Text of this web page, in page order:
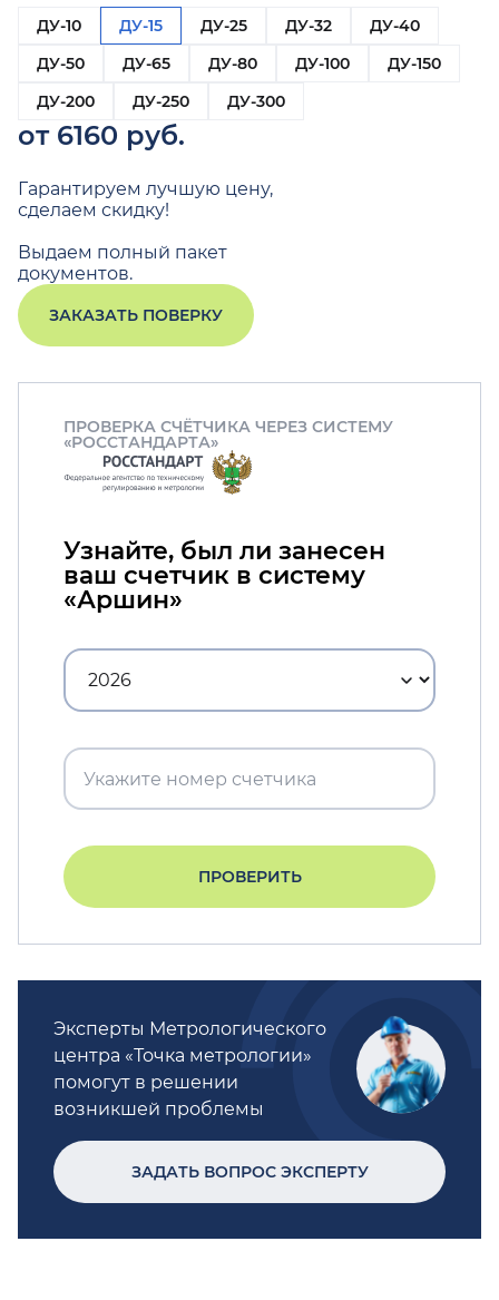
ДУ-10
ДУ-15 ДУ-25 ДУ-32
ДУ-40
ДУ-50
ДУ-65 ДУ-80 ДУ-100
ДУ-150
ДУ-200
ДУ-250 ДУ-300
от 6160 руб.
Гарантируем лучшую цену,
сделаем скидку!
Выдаем полный пакет
документов.
ЗАКАЗАТЬ ПОВЕРКУ
ПРОВЕРКА СЧЁТЧИКА ЧЕРЕЗ СИСТЕМУ
«РОССТАНДАРТА»
Узнайте, был ли занесен
ваш счетчик в систему
«Аршин»
ПРОВЕРИТЬ
Эксперты Метрологического
центра «Точка метрологии»
помогут в решении
возникшей проблемы
ЗАДАТЬ ВОПРОС ЭКСПЕРТУ